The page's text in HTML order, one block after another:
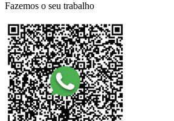
Fazemos o seu trabalho